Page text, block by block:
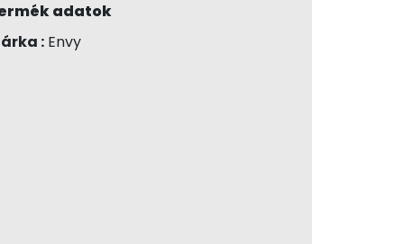
adatok
:Envy